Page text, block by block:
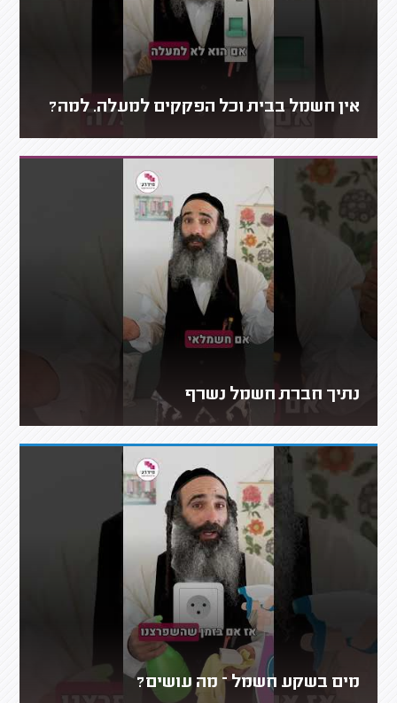
אין חשמל בבית וכל הפקקים למעלה. למה?
נתיך חברת חשמל נשרף
מים בשקע חשמל – מה עושים?